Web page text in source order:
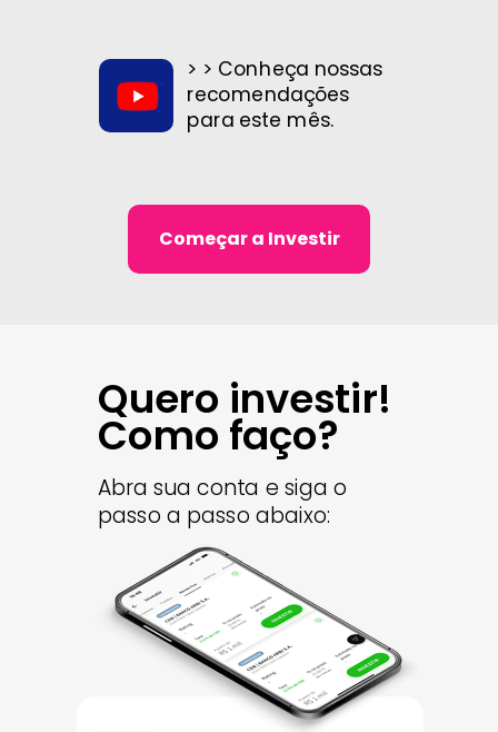
Começar a Investir
> > Conheça nossas
recomendações
para este mês.
Quero investir!
Como faço?
Abra sua conta e siga o
passo a passo abaixo: